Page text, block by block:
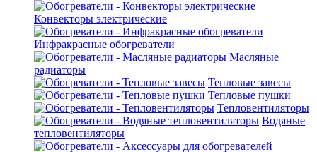
Конвекторы электрические
Инфракрасные обогреватели
Масляные
радиаторы
Тепловые завесы
Тепловые пушки
Тепловентиляторы
Водяные
тепловентиляторы